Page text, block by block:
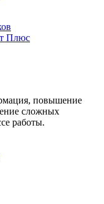
Плюс
повышение
сложных
работы.